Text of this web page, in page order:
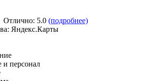
Отлично: 5.0 (подробнее)
Яндекс.Карты
персонал